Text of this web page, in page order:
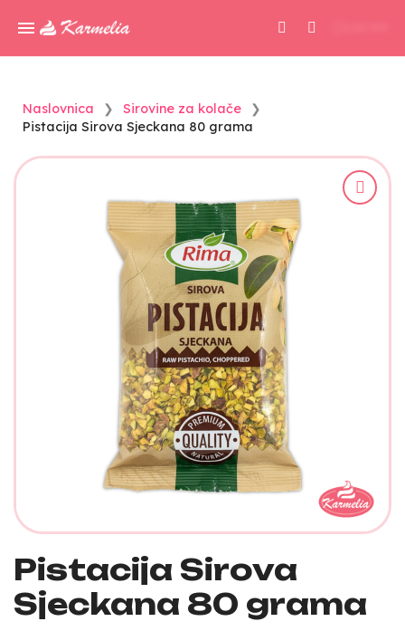
Naslovnica
Sirovine za kolače
Pistacija Sirova Sjeckana 80 grama
Pistacija Sirova
Sjeckana 80 grama